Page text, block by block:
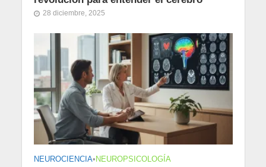
28 diciembre, 2025
NEUROCIENCIA• NEUROPSICOLOGÍA